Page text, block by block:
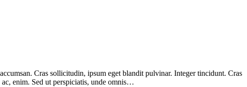
Cras sollicitudin, ipsum eget blandit pulvinar. Integer tincidunt. Cras
enim. Sed ut perspiciatis, unde omnis…